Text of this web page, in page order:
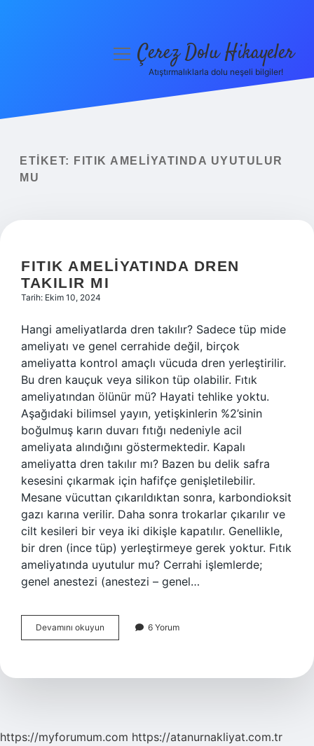
Yasal Uyarı
menüyüÇerez Dolu Hikayeler
Atıştırmalıklarla dolu neşeli bilgiler!
ETIKET:
FITIK AMELIYATINDA UYUTULUR
MU
FITIK AMELIYATINDA DREN
TAKILIR MI
Tarih: Ekim 10, 2024
Hangi ameliyatlarda dren takılır? Sadece tüp mide
ameliyatı ve genel cerrahide değil, birçok
ameliyatta kontrol amaçlı vücuda dren yerleştirilir.
Bu dren kauçuk veya silikon tüp olabilir. Fıtık
ameliyatından ölünür mü? Hayati tehlike yoktu.
Aşağıdaki bilimsel yayın, yetişkinlerin %2’sinin
boğulmuş karın duvarı fıtığı nedeniyle acil
ameliyata alındığını göstermektedir. Kapalı
ameliyatta dren takılır mı? Bazen bu delik safra
kesesini çıkarmak için hafifçe genişletilebilir.
Mesane vücuttan çıkarıldıktan sonra, karbondioksit
gazı karına verilir. Daha sonra trokarlar çıkarılır ve
cilt kesileri bir veya iki dikişle kapatılır. Genellikle,
bir dren (ince tüp) yerleştirmeye gerek yoktur. Fıtık
ameliyatında uyutulur mu? Cerrahi işlemlerde;
genel anestezi (anestezi – genel…
Devamını okuyun
Ameliyatında
Mı
6 Yorum
https://myforumum.com https://atanurnakliyat.com.tr